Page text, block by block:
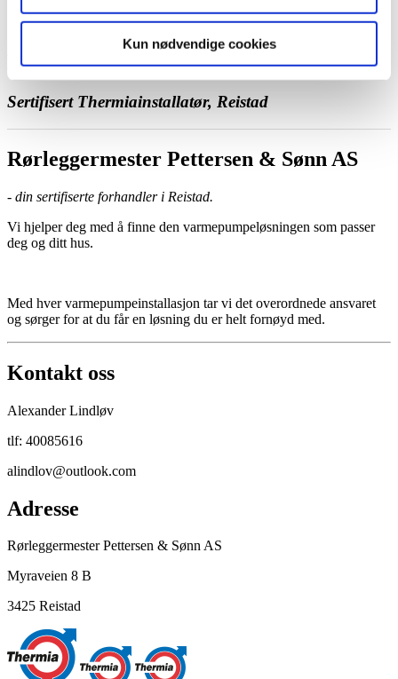
Kun nødvendige cookies
Rørleggermester Pettersen & Sønn AS
Sertifisert Thermiainstallatør, Reistad
Rørleggermester Pettersen & Sønn AS
- din sertifiserte forhandler i Reistad.
Vi hjelper deg med å finne den varmepumpeløsningen som passer
deg og ditt hus.
Med hver varmepumpeinstallasjon tar vi det overordnede ansvaret
og sørger for at du får en løsning du er helt fornøyd med.
Kontakt oss
Alexander Lindløv
tlf: 40085616
alindlov@outlook.com
Adresse
Rørleggermester Pettersen & Sønn AS
Myraveien 8 B
3425 Reistad